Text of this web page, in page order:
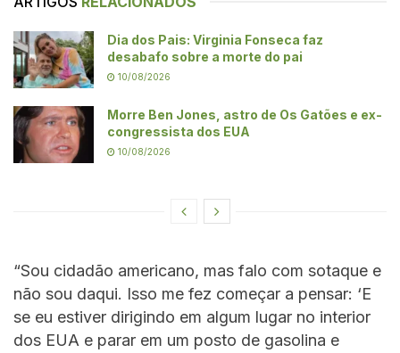
Dia dos Pais: Virginia Fonseca faz
desabafo sobre a morte do pai
10/08/2026
Morre Ben Jones, astro de Os Gatões e ex-
congressista dos EUA
10/08/2026
“Sou cidadão americano, mas falo com sotaque e
não sou daqui. Isso me fez começar a pensar: ‘E
se eu estiver dirigindo em algum lugar no interior
dos EUA e parar em um posto de gasolina e